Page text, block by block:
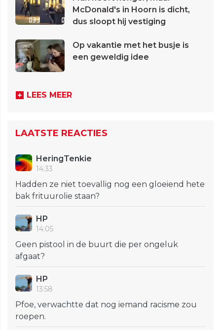
McDonald's in Hoorn is dicht,
dus sloopt hij vestiging
Op vakantie met het busje is
een geweldig idee
LEES MEER
LAATSTE REACTIES
HeringTenkie
14:33
Hadden ze niet toevallig nog een gloeiend hete
bak frituurolie staan?
HP
14:05
Geen pistool in de buurt die per ongeluk
afgaat?
HP
13:58
Pfoe, verwachtte dat nog iemand racisme zou
roepen.